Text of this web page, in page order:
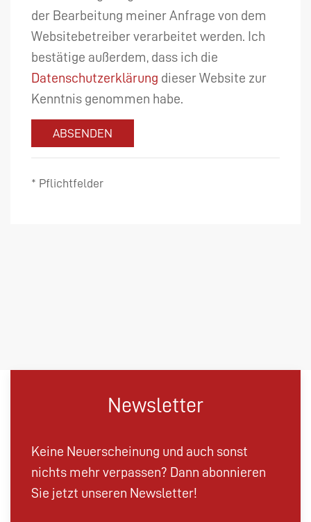
der Bearbeitung meiner Anfrage von dem
Websitebetreiber verarbeitet werden. Ich
bestätige außerdem, dass ich die
Datenschutzerklärung dieser Website zur
Kenntnis genommen habe.
ABSENDEN
* Pflichtfelder
Newsletter
Keine Neuerscheinung und auch sonst
nichts mehr verpassen? Dann abonnieren
Sie jetzt unseren Newsletter!